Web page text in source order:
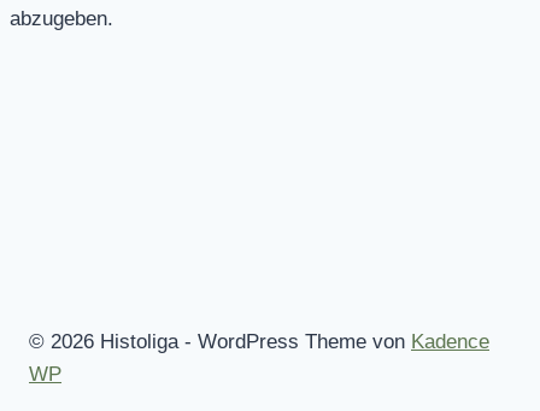
abzugeben.
© 2026 Histoliga - WordPress Theme von Kadence
WP